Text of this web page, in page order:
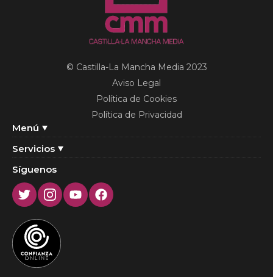
Menú
Servicios
© Castilla-La Mancha Media 2023
Aviso Legal
Política de Cookies
Política de Privacidad
Síguenos
TwitterInstagram
YoutubeFacebook